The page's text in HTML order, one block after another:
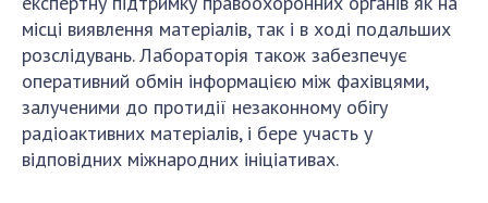
місці виявлення матеріалів, так і в ході подальших
розслідувань. Лабораторія також забезпечує
оперативний обмін інформацією між фахівцями,
залученими до протидії незаконному обігу
радіоактивних матеріалів, і бере участь у
відповідних міжнародних ініціативах.